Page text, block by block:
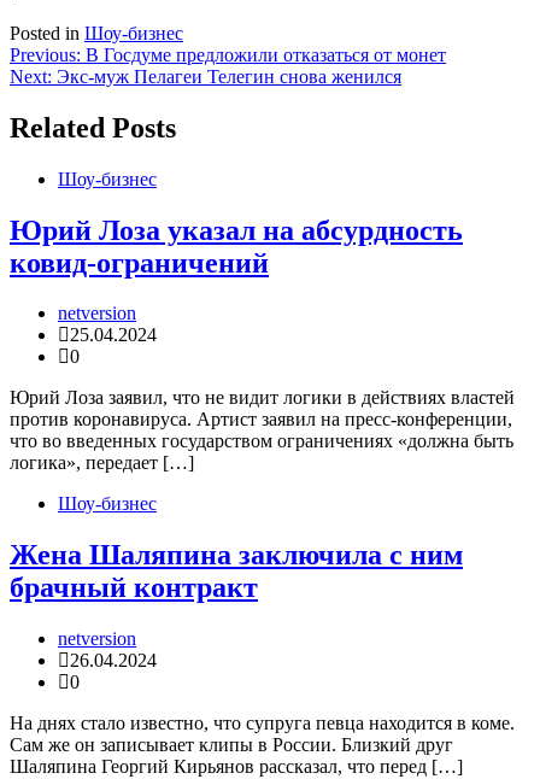
Posted in Шоу-бизнес
Навигация
по
записям
Previous: В Госдуме предложили отказаться от монет
Next: Экс-муж Пелагеи Телегин снова женился
Related Posts
Шоу-бизнес
Юрий Лоза указал на абсурдность
ковид-ограничений
netversion
25.04.2024
0
Юрий Лоза заявил, что не видит логики в действиях властей
против коронавируса. Артист заявил на пресс-конференции,
что во введенных государством ограничениях «должна быть
логика», передает […]
Шоу-бизнес
Жена Шаляпина заключила с ним
брачный контракт
netversion
26.04.2024
0
На днях стало известно, что супруга певца находится в коме.
Сам же он записывает клипы в России. Близкий друг
Шаляпина Георгий Кирьянов рассказал, что перед […]